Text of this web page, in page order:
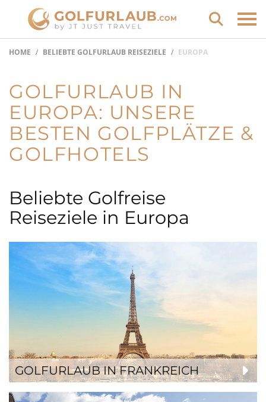
HOME BELIEBTE GOLFURLAUB REISEZIELE EUROPA
GOLFURLAUB IN
EUROPA: UNSERE
BESTEN GOLFPLÄTZE &
GOLFHOTELS
Beliebte Golfreise
Reiseziele in Europa
GOLFURLAUB IN FRANKREICH